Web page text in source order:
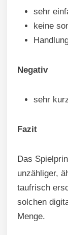
sehr
keine
Negativ
sehr
Fazit
Das
unzähliger,
taufrisch
solchen
Menge.